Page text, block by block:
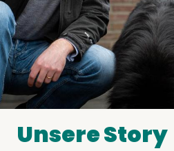
Unsere Story